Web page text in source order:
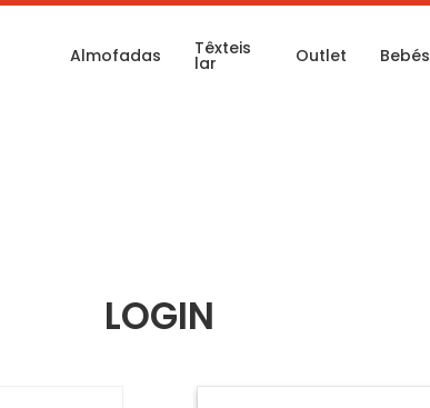
Almofadas Têxteis
lar Outlet Bebés
LOGIN